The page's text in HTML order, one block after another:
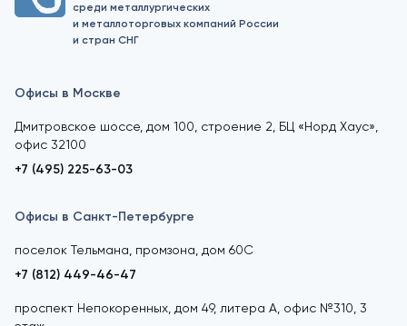
среди металлургических
и металлоторговых компаний России
и стран СНГ
Офисы в Москве
Дмитровское шоссе, дом 100, строение 2, БЦ «Норд Хаус»,
офис 32100
+7 (495) 225-63-03
Офисы в Санкт-Петербурге
поселок Тельмана, промзона, дом 60С
+7 (812) 449-46-47
проспект Непокоренных, дом 49, литера А, офис №310, 3